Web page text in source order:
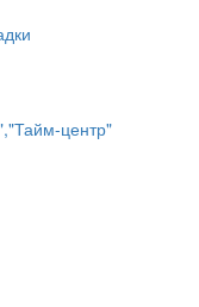
центр"